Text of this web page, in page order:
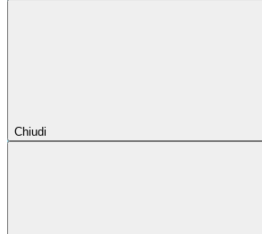
Chiudi